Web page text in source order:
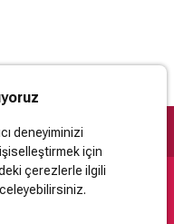
deneyiminizi
için
çerezlerle ilgili